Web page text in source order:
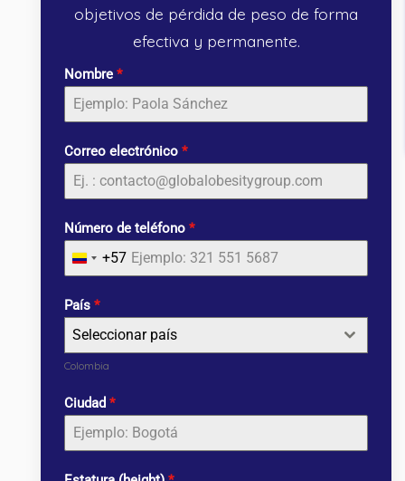
objetivos de pérdida de peso de forma
efectiva y permanente.
Nombre *
Correo electrónico *
Número de teléfono *
Colombia
+57
País *
Seleccionar país
Colombia
Ciudad *